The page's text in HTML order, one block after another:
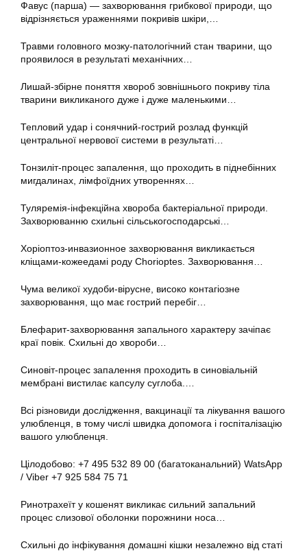
Фавус (парша) — захворювання грибкової природи, що
відрізняється ураженнями покривів шкіри,…
Травми головного мозку-патологічний стан тварини, що
проявилося в результаті механічних…
Лишай-збірне поняття хвороб зовнішнього покриву тіла
тварини викликаного дуже і дуже маленькими…
Тепловий удар і сонячний-гострий розлад функцій
центральної нервової системи в результаті…
Тонзиліт-процес запалення, що проходить в піднебінних
мигдалинах, лімфоїдних утвореннях…
Туляремія-інфекційна хвороба бактеріальної природи.
Захворюванню схильні сільськогосподарські…
Хоріоптоз-инвазионное захворювання викликається
кліщами-кожеедамі роду Chorioptes. Захворювання…
Чума великої худоби-вірусне, високо контагіозне
захворювання, що має гострий перебіг…
Блефарит-захворювання запального характеру зачіпає
краї повік. Схильні до хвороби…
Синовіт-процес запалення проходить в синовіальній
мембрані вистилає капсулу суглоба.…
Всі різновиди дослідження, вакцинації та лікування вашого
улюбленця, в тому числі швидка допомога і госпіталізацію
вашого улюбленця.
Цілодобово: +7 495 532 89 00 (багатоканальний) WatsApp
/ Viber +7 925 584 75 71
Ринотрахеїт у кошенят викликає сильний запальний
процес слизової оболонки порожнини носа…
Схильні до інфікування домашні кішки незалежно від статі